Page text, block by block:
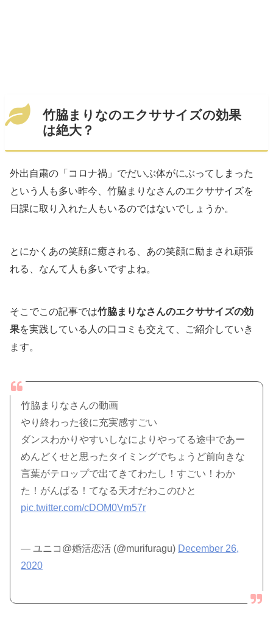
竹脇まりなのエクササイズの効果
は絶大？
外出自粛の「コロナ禍」でだいぶ体がにぶってしまった
という人も多い昨今、竹脇まりなさんのエクササイズを
日課に取り入れた人もいるのではないでしょうか。
とにかくあの笑顔に癒される、あの笑顔に励まされ頑張
れる、なんて人も多いですよね。
そこでこの記事では竹脇まりなさんのエクササイズの効
果を実践している人の口コミも交えて、ご紹介していき
ます。
竹脇まりなさんの動画
やり終わった後に充実感すごい
ダンスわかりやすいしなによりやってる途中であー
めんどくせと思ったタイミングでちょうど前向きな
言葉がテロップで出てきてわたし！すごい！わか
た！がんばる！てなる天才だわこのひと
pic.twitter.com/cDOM0Vm57r
— ユニコ@婚活恋活 (@murifuragu) December 26,
2020